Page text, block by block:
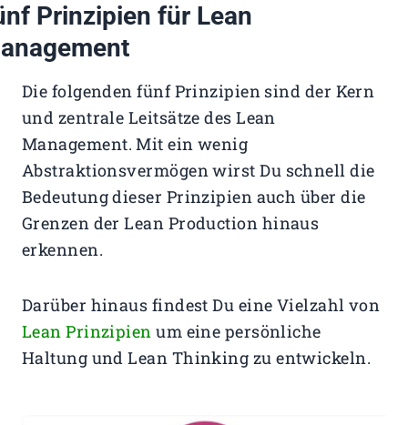
Prinzipien für Lean
Die folgenden fünf Prinzipien sind der Kern
und zentrale Leitsätze des Lean
Management. Mit ein wenig
Abstraktionsvermögen wirst Du schnell die
Bedeutung dieser Prinzipien auch über die
Grenzen der Lean Production hinaus
erkennen.
Darüber hinaus findest Du eine Vielzahl von
Lean Prinzipien um eine persönliche
Haltung und Lean Thinking zu entwickeln.